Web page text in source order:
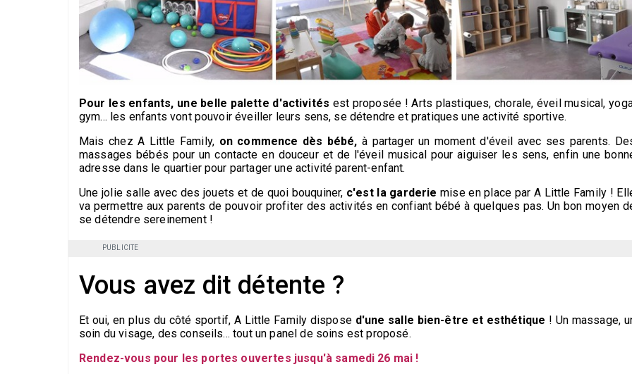
Pour les enfants, une belle palette d'activités est proposée ! Arts plastiques, chorale, éveil musical,
gym... les enfants vont pouvoir éveiller leurs sens, se détendre et pratiques une activité sportive.
Mais chez A Little Family, on commence dès bébé, à partager un moment d'éveil avec ses parents.
massages bébés pour un contacte en douceur et de l'éveil musical pour aiguiser les sens, enfin une
adresse dans le quartier pour partager une activité parent-enfant.
Une jolie salle avec des jouets et de quoi bouquiner, c'est la garderie mise en place par A Little Family !
va permettre aux parents de pouvoir profiter des activités en confiant bébé à quelques pas. Un bon moyen
se détendre sereinement !
PUBLICITE
Vous avez dit détente ?
Et oui, en plus du côté sportif, A Little Family dispose d'une salle bien-être et esthétique ! Un massage,
soin du visage, des conseils... tout un panel de soins est proposé.
Rendez-vous pour les portes ouvertes jusqu'à samedi 26 mai !